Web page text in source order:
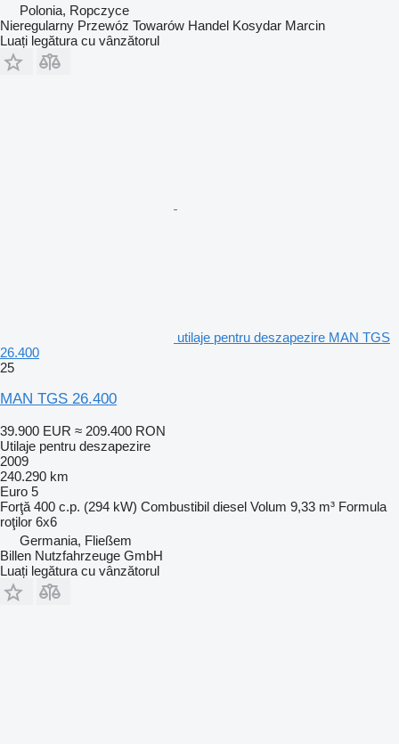
Polonia, Ropczyce
Nieregularny Przewóz Towarów Handel Kosydar Marcin
Luați legătura cu vânzătorul
utilaje pentru deszapezire MAN TGS
26.400
25
MAN TGS 26.400
39.900 EUR ≈ 209.400 RON
Utilaje pentru deszapezire
2009
240.290 km
Euro 5
Forţă 400 c.p. (294 kW) Combustibil diesel Volum 9,33 m³ Formula
roţilor 6x6
Germania, Fließem
Billen Nutzfahrzeuge GmbH
Luați legătura cu vânzătorul